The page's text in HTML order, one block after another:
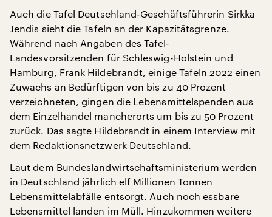
Auch die Tafel Deutschland-Geschäftsführerin Sirkka
Jendis sieht die Tafeln an der Kapazitätsgrenze.
Während nach Angaben des Tafel-
Landesvorsitzenden für Schleswig-Holstein und
Hamburg, Frank Hildebrandt, einige Tafeln 2022 einen
Zuwachs an Bedürftigen von bis zu 40 Prozent
verzeichneten, gingen die Lebensmittelspenden aus
dem Einzelhandel mancherorts um bis zu 50 Prozent
zurück. Das sagte Hildebrandt in einem Interview mit
dem Redaktionsnetzwerk Deutschland.
Laut dem Bundeslandwirtschaftsministerium werden
in Deutschland jährlich elf Millionen Tonnen
Lebensmittelabfälle entsorgt. Auch noch essbare
Lebensmittel landen im Müll. Hinzukommen weitere